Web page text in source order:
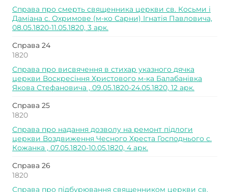
Справа про смерть священника церкви св. Косьми і
Даміана с. Охримове (м-ко Сарни) Ігнатія Павловича,
08.05.1820-11.05.1820, 3 арк.
Справа 24
1820
Справа про висвячення в стихар указного дячка
церкви Воскресіння Христового м-ка Балабанівка
Якова Стефановича , 09.05.1820-24.05.1820, 12 арк.
Справа 25
1820
Справа про надання дозволу на ремонт підлоги
церкви Воздвиження Чесного Хреста Господнього с.
Кожанка , 07.05.1820-10.05.1820, 4 арк.
Справа 26
1820
Справа про підбурювання священником церкви св.